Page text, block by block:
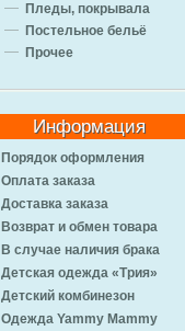
Пледы, покрывала
Постельное бельё
Прочее
Информация
Порядок оформления
Оплата заказа
Доставка заказа
Возврат и обмен товара
В случае наличия брака
Детская одежда «Трия»
Детский комбинезон
Одежда Yammy Mammy